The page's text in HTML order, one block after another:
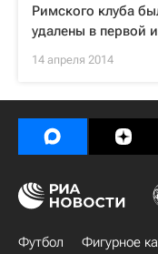
Римского клуба
удалены в первой
14 апреля 2014
Футбол Фигурное